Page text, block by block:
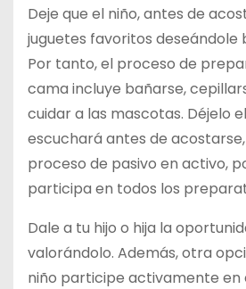
Deje que el niño, antes de
juguetes favoritos deseándole
Por tanto, el proceso de
cama incluye bañarse,
cuidar a las mascotas. Déjelo
escuchará antes de
proceso de pasivo en activo,
participa en todos los
Dale a tu hijo o hija la
valorándolo. Además, otra
niño participe activamente en